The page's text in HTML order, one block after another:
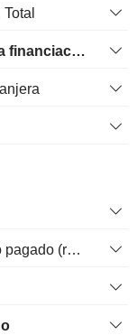
Flujo de efectivo procedente de la financiación
Impuesto sobre la renta en efectivo pagado (reembolso)